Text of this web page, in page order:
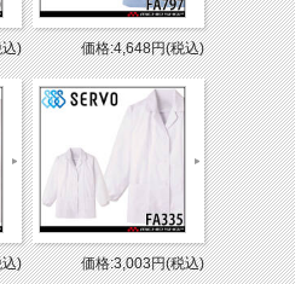
) 価格:4,648円(税込)
) 価格:3,003円(税込)